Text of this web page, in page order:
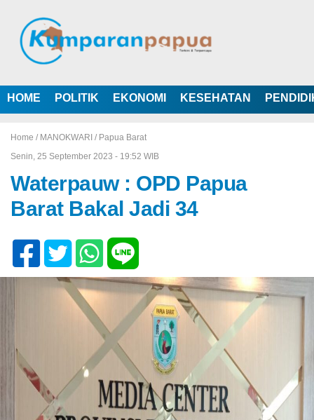
HOME POLITIK EKONOMI KESEHATAN
Home / MANOKWARI / Papua Barat
Senin, 25 September 2023 - 19:52 WIB
Waterpauw : OPD Papua
Barat Bakal Jadi 34